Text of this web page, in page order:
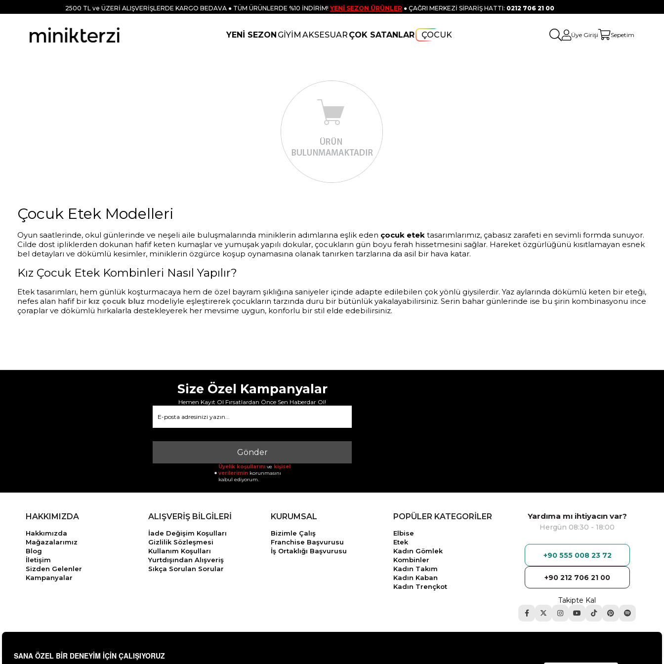
2500 TL ve ÜZERİ ALIŞVERİŞLERDE KARGO BEDAVA ● TÜM ÜRÜNLERDE %10 İNDİRİM! YENİ SEZON ÜRÜNLER ● ÇAĞRI MERKEZİ SİPARİŞ HATTI: 0212 706 21 00
YENİ SEZON GİYİM AKSESUAR ÇOK SATANLAR ÇOCUK Üye Girişi Sepetim
Çocuk Etek Modelleri
Oyun saatlerinde, okul günlerinde ve neşeli aile buluşmalarında miniklerin adımlarına eşlik eden çocuk etek tasarımlarımız, çabasız zarafeti en sevimli formda sunuyor.
Cilde dost ipliklerden dokunan hafif keten kumaşlar ve yumuşak yapılı dokular, çocukların gün boyu ferah hissetmesini sağlar. Hareket özgürlüğünü kısıtlamayan esnek
bel detayları ve dökümlü kesimler, miniklerin özgürce koşup oynamasına olanak tanırken tarzlarına da asil bir hava katar.
Kız Çocuk Etek Kombinleri Nasıl Yapılır?
Etek tasarımları, hem günlük koşturmacaya hem de özel bayram şıklığına saniyeler içinde adapte edilebilen çok yönlü giysilerdir. Yaz aylarında dökümlü keten bir eteği,
nefes alan hafif bir kız çocuk bluz modeliyle eşleştirerek çocukların tarzında duru bir bütünlük yakalayabilirsiniz. Serin bahar günlerinde ise bu şirin kombinasyonu ince
çoraplar ve dökümlü hırkalarla destekleyerek her mevsime uygun, konforlu bir stil elde edebilirsiniz.
Size Özel Kampanyalar
Hemen Kayıt Ol Fırsatlardan Önce Sen Haberdar Ol!
Gönder
Üyelik koşullarını ve kişisel
verilerimin korunmasını
kabul ediyorum.
HAKKIMIZDA
Hakkımızda
Mağazalarımız
Blog
İletişim
Sizden Gelenler
Kampanyalar
ALIŞVERİŞ BİLGİLERİ
İade Değişim Koşulları
Gizlilik Sözleşmesi
Kullanım Koşulları
Yurtdışından Alışveriş
Sıkça Sorulan Sorular
KURUMSAL
Bizimle Çalış
Franchise Başvurusu
İş Ortaklığı Başvurusu
POPÜLER KATEGORİLER
Elbise
Etek
Kadın Gömlek
Kombinler
Kadın Takım
Kadın Kaban
Kadın Trençkot
Yardıma mı ihtiyacın var?
Hergün 08:30 - 18:00
+90 555 008 23 72
+90 212 706 21 00
Takipte Kal